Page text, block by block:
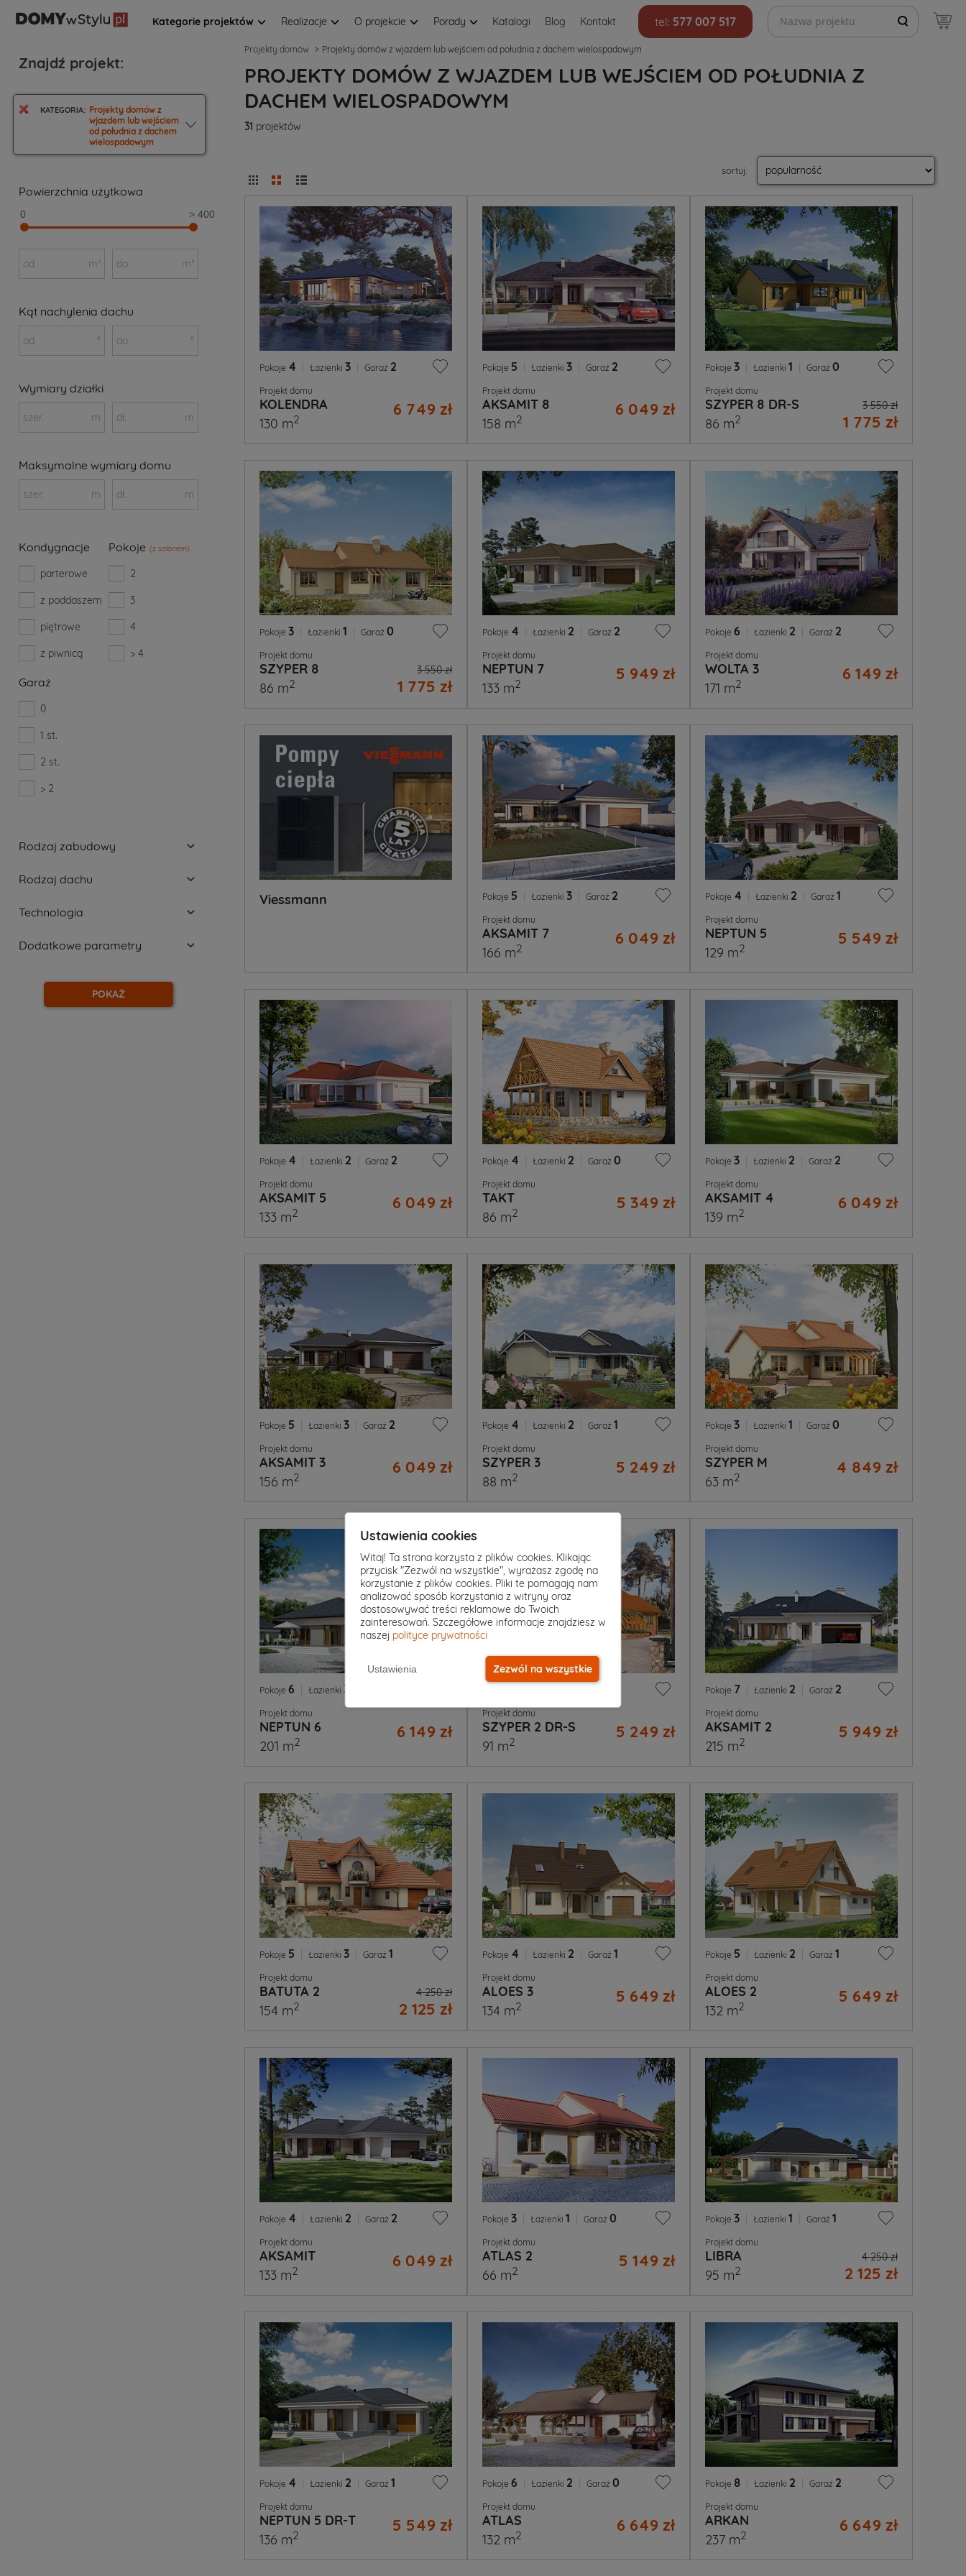
Kategorie projektów Realizacje O projekcie Porady Katalogi Blog Kontakt tel: 577 007 517
Szukaj projektów
Projekty domów Projekty domów z wjazdem lub wejściem od południa z dachem wielospadowym
PROJEKTY DOMÓW Z WJAZDEM LUB WEJŚCIEM OD POŁUDNIA Z
DACHEM WIELOSPADOWYM
31 projektów
sortuj:
Pokoje 4 Łazienki 3 Garaż 2
Projekt domu
KOLENDRA 6 749 zł
130 m2
Pokoje 5 Łazienki 3 Garaż 2
Projekt domu
AKSAMIT 8 6 049 zł
158 m2
Pokoje 3 Łazienki 1 Garaż 0
Projekt domu
SZYPER 8 DR-S 3 550 zł
1 775 zł
86 m2
Pokoje 3 Łazienki 1 Garaż 0
Projekt domu
SZYPER 8 3 550 zł
1 775 zł
86 m2
Pokoje 4 Łazienki 2 Garaż 2
Projekt domu
NEPTUN 7 5 949 zł
133 m2
Pokoje 6 Łazienki 2 Garaż 2
Projekt domu
WOLTA 3 6 149 zł
171 m2
Viessmann Pokoje 5 Łazienki 3 Garaż 2
Projekt domu
AKSAMIT 7 6 049 zł
166 m2
Pokoje 4 Łazienki 2 Garaż 1
Projekt domu
NEPTUN 5 5 549 zł
129 m2
Pokoje 4 Łazienki 2 Garaż 2
Projekt domu
AKSAMIT 5 6 049 zł
133 m2
Pokoje 4 Łazienki 2 Garaż 0
Projekt domu
TAKT 5 349 zł
86 m2
Pokoje 3 Łazienki 2 Garaż 2
Projekt domu
AKSAMIT 4 6 049 zł
139 m2
Pokoje 5 Łazienki 3 Garaż 2
Projekt domu
AKSAMIT 3 6 049 zł
156 m2
Pokoje 4 Łazienki 2 Garaż 1
Projekt domu
SZYPER 3 5 249 zł
88 m2
Pokoje 3 Łazienki 1 Garaż 0
Projekt domu
SZYPER M 4 849 zł
63 m2
Pokoje 6 Łazienki 3
Projekt domu
NEPTUN 6 6 149 zł
201 m2
Projekt domu
SZYPER 2 DR-S 5 249 zł
91 m2
Pokoje 7 Łazienki 2 Garaż 2
Projekt domu
AKSAMIT 2 5 949 zł
215 m2
Pokoje 5 Łazienki 3 Garaż 1
Projekt domu
BATUTA 2 4 250 zł
2 125 zł
154 m2
Pokoje 4 Łazienki 2 Garaż 1
Projekt domu
ALOES 3 5 649 zł
134 m2
Pokoje 5 Łazienki 2 Garaż 1
Projekt domu
ALOES 2 5 649 zł
132 m2
Pokoje 4 Łazienki 2 Garaż 2
Projekt domu
AKSAMIT 6 049 zł
133 m2
Pokoje 3 Łazienki 1 Garaż 0
Projekt domu
ATLAS 2 5 149 zł
66 m2
Pokoje 3 Łazienki 1 Garaż 1
Projekt domu
LIBRA 4 250 zł
2 125 zł
95 m2
Pokoje 4 Łazienki 2 Garaż 1
Projekt domu
NEPTUN 5 DR-T 5 549 zł
136 m2
Pokoje 6 Łazienki 2 Garaż 0
Projekt domu
ATLAS 6 649 zł
132 m2
Pokoje 8 Łazienki 2 Garaż 2
Projekt domu
ARKAN 6 649 zł
237 m2
Znajdź projekt:
KATEGORIA: Projekty domów z
wjazdem lub wejściem
od południa z dachem
wielospadowym
Powierzchnia użytkowa
0 > 400
od m² do m²
Kąt nachylenia dachu
od ° do °
Wymiary działki
szer. m dł. m
Maksymalne wymiary domu
szer. m dł. m
Kondygnacje
parterowe
z poddaszem
piętrowe
z piwnicą
Pokoje (z salonem)
2
3
4
> 4
Garaż
0
1 st.
2 st.
> 2
Rodzaj zabudowy
Rodzaj dachu
Technologia
Dodatkowe parametry
POKAŻ
Ustawienia cookies
Witaj! Ta strona korzysta z plików cookies. Klikając
przycisk "Zezwól na wszystkie", wyrażasz zgodę na
korzystanie z plików cookies. Pliki te pomagają nam
analizować sposób korzystania z witryny oraz
dostosowywać treści reklamowe do Twoich
zainteresowań. Szczegółowe informacje znajdziesz w
naszej polityce prywatności
Ustawienia Zezwól na wszystkie